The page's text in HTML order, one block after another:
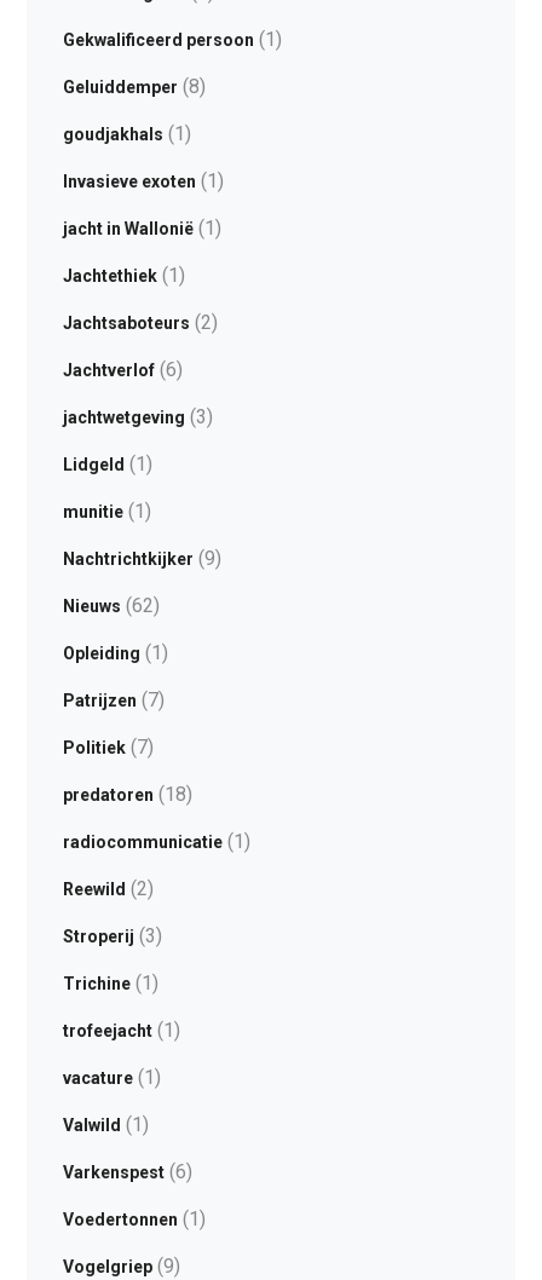
Gekwalificeerd persoon (1)
Geluiddemper (8)
goudjakhals (1)
Invasieve exoten (1)
jacht in Wallonië(1)
Jachtethiek(1)
Jachtsaboteurs (2)
Jachtverlof(6)
jachtwetgeving (3)
Lidgeld (1)
munitie(1)
Nachtrichtkijker (9)
Nieuws (62)
Opleiding (1)
Patrijzen (7)
Politiek(7)
predatoren (18)
radiocommunicatie(1)
Reewild (2)
Stroperij (3)
Trichine(1)
trofeejacht(1)
vacature(1)
Valwild (1)
Varkenspest(6)
Voedertonnen (1)
Vogelgriep(9)